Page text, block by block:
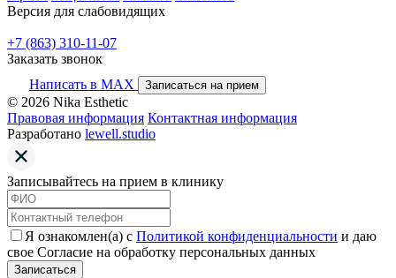
Версия для слабовидящих
+7 (863) 310-11-07
Заказать звонок
Написать в MAX
Записаться на прием
© 2026 Nika Esthetic
Правовая информация Контактная информация
Разработано lewell.studio
Записывайтесь на прием в клинику
Я ознакомлен(а) с Политикой конфиденциальности и даю
свое Согласие на обработку персональных данных
Записаться